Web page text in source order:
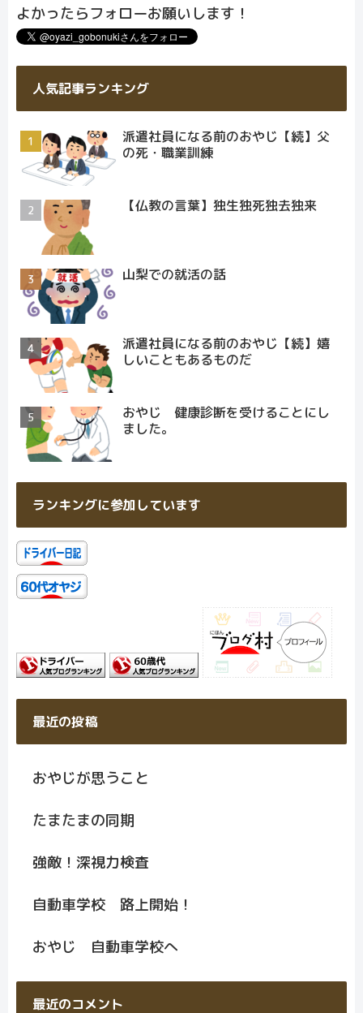
よかったらフォローお願いします！
人気記事ランキング
派遣社員になる前のおやじ【続】父
の死・職業訓練
【仏教の言葉】独生独死独去独来
山梨での就活の話
派遣社員になる前のおやじ【続】嬉
しいこともあるものだ
おやじ 健康診断を受けることにし
ました。
ランキングに参加しています
最近の投稿
おやじが思うこと
たまたまの同期
強敵！深視力検査
自動車学校 路上開始！
おやじ 自動車学校へ
最近のコメント